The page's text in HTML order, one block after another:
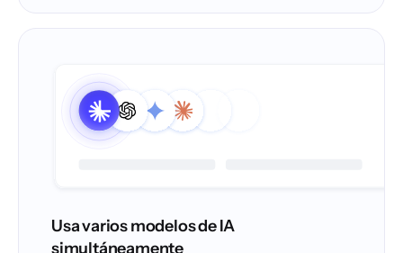
Usa varios modelos de IA
simultáneamente